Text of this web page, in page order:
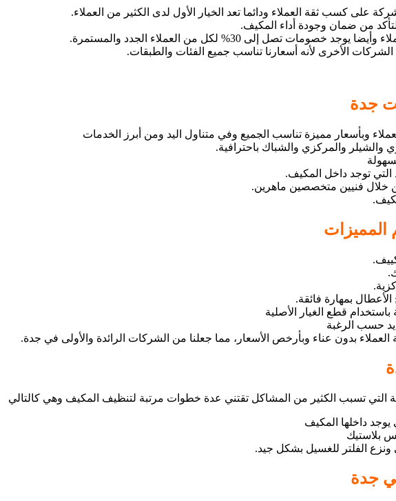
كسب ثقة العملاء ودائما تعد الخيار الأول لدى الكثير من العملاء.
من ضمان وجودة أداء المكيف.
30% لكل من العملاء الجدد والمستمرة.
الأخرى لأنه أسعارنا تناسب جميع الفئات والطبقات.
جدة
وبأسعار مميزة تناسب الجميع وفي متناول اليد ومن أبرز الخدمات
والمركزي والشباك باحترافية.
التي توجد داخل المكيف.
خلال فنيين متخصصين ماهرين.
المميزات
بمهارة فائقة.
قطع الغيار الأصلية
حسب الرغبة
بدون عناء وبأرخص الأسعار، مما جعلنا من الشركات الرائدة والأولى في جدة.
التي تسبب الكثير من المشاكل تقتني عدة خطوات مرتبة لتنظيف المكيف وهي كالتالي
يوجد داخلها المكيف
بلاستيك
ونزع الفلتر للغسيل بشكل جيد.
جدة